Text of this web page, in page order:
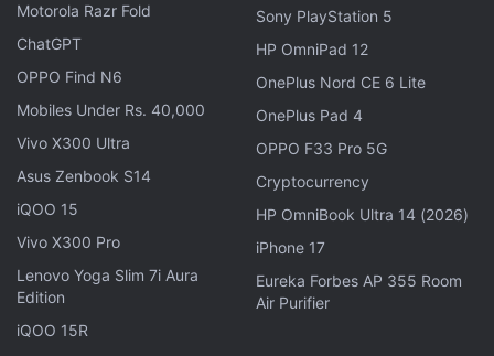
വിക്കിപീഡിയയുടെ പ്ലാറ്റ്‌ഫോമിൽ എഐ (AI)
ഉപയോഗത്തിനെതിരെ കർശന നിലപാട്.
വിക്കിപീഡിയ തങ്ങളുടെ പ്ലാറ്റ്‌ഫോമിൽ എഐ
ഉപയോഗിക്കുന്നതിനെതിരെ കർശന നിലപാട്
സ്വീകരിച്ചു. "ലേഖനങ്ങൾ തയ്യാറാക്കുന്നതിനോ
നിലവിലുള്ളവ പരിഷ്കരിക്കുന്നതിനോ ലാർജ്
ലാംഗ്വേജ് മോഡലുകൾ (LLMs) ഉപയോഗിക്കുന്നത്
നിരോധിച്ചിരിക്കുന്നു" എന്ന് വിക്കിപീഡിയ പുതുക്കിയ
കണ്ടന്റ് പോളിസിയിൽ വ്യക്തമാക്കി. ചാറ്റ്ജിപിടി
(ChatGPT), ജെമിനി (Gemini), ക്ലോഡ് (Claude),
ഡീപ്സീക്ക് (DeepSeek) തുടങ്ങിയ എഐ
Motorola Razr Fold
ChatGPT
OPPO Find N6
Mobiles Under Rs. 40,000
Vivo X300 Ultra
Asus Zenbook S14
iQOO 15
Vivo X300 Pro
Lenovo Yoga Slim 7i Aura
Edition
iQOO 15R
Sony PlayStation 5
HP OmniPad 12
OnePlus Nord CE 6 Lite
OnePlus Pad 4
OPPO F33 Pro 5G
Cryptocurrency
HP OmniBook Ultra 14 (2026)
iPhone 17
Eureka Forbes AP 355 Room
Air Purifier